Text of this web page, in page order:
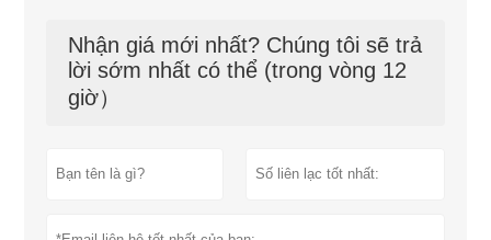
Nhận giá mới nhất? Chúng tôi sẽ trả
lời sớm nhất có thể (trong vòng 12
giờ）